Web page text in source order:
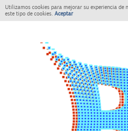
Utilizamos cookies para mejorar su experiencia
este tipo de cookies. Aceptar